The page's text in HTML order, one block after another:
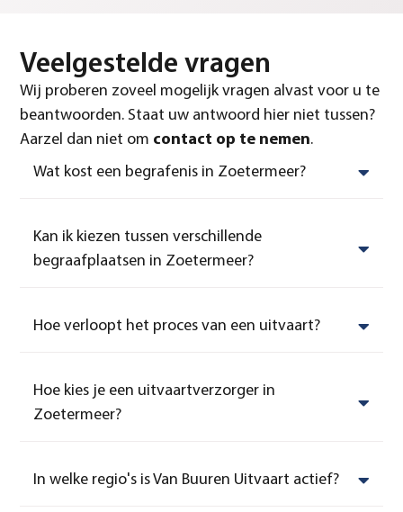
Veelgestelde vragen
Wij proberen zoveel mogelijk vragen alvast voor u te
beantwoorden. Staat uw antwoord hier niet tussen?
Aarzel dan niet om contact op te nemen.
Wat kost een begrafenis in Zoetermeer?
Kan ik kiezen tussen verschillende
begraafplaatsen in Zoetermeer?
Hoe verloopt het proces van een uitvaart?
Hoe kies je een uitvaartverzorger in
Zoetermeer?
In welke regio's is Van Buuren Uitvaart actief?